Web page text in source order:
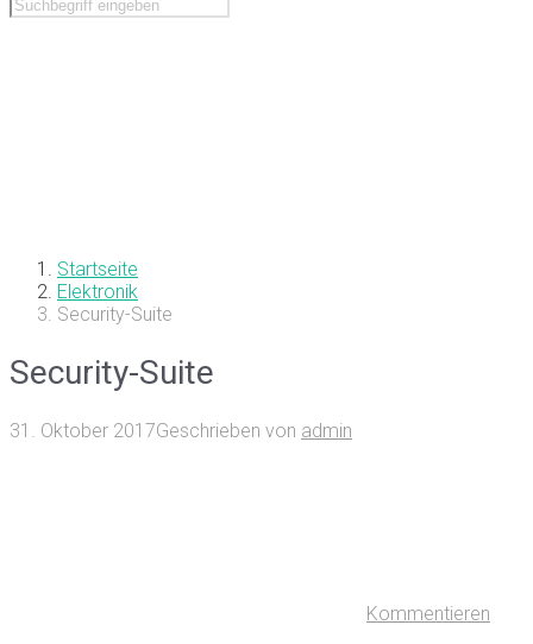
Startseite
Elektronik
Security-Suite
Security-Suite
31. Oktober 2017Geschrieben von admin
Kommentieren